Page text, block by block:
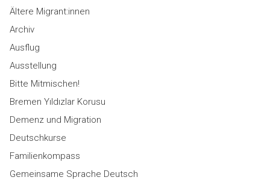
Ältere Migrant:innen
Archiv
Ausflug
Ausstellung
Bitte Mitmischen!
Bremen Yıldızlar Korusu
Demenz und Migration
Deutschkurse
Familienkompass
Gemeinsame Sprache Deutsch